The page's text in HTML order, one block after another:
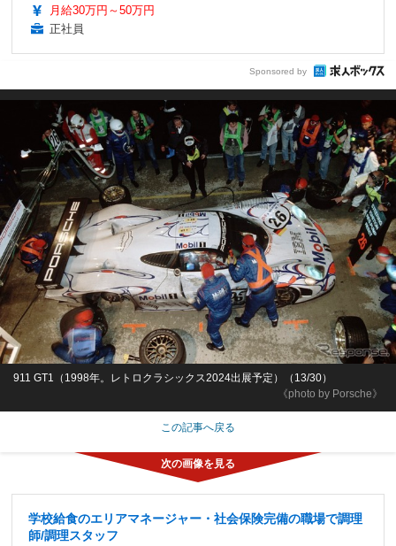
月給30万円～50万円
正社員
Sponsored by
《photo by Porsche》
911 GT1（1998年。レトロクラシックス2024出展予定）（13/30）
この記事へ戻る
学校給食のエリアマネージャー・社会保険完備の職場で調理
師/調理スタッフ